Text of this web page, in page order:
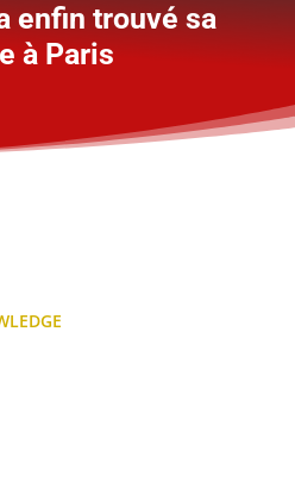
enfin trouvé sa
à Paris